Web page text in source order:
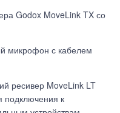
Godox MoveLink TX со
микрофон с кабелем
ресивер MoveLink LT
подключения к